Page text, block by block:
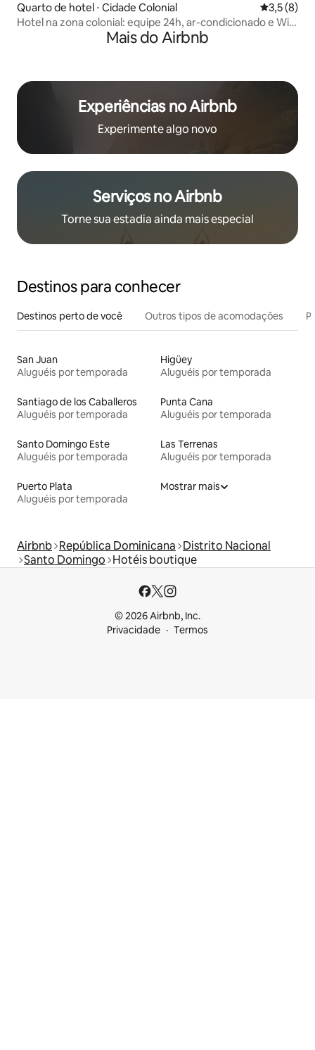
Quarto de hotel ⋅ Cidade Colonial 3,5 de
3,5 (8)
Hotel na zona colonial: equipe 24h, ar-condicionado e Wi-
Mais do Airbnb
Experiências no Airbnb
Experimente algo novo
Serviços no Airbnb
Torne sua estadia ainda mais especial
Destinos para conhecer
Destinos perto de você Outros tipos de acomodações
San Juan
Aluguéis por temporada
Higüey
Aluguéis por temporada
Santiago de los Caballeros
Aluguéis por temporada
Punta Cana
Aluguéis por temporada
Santo Domingo Este
Aluguéis por temporada
Las Terrenas
Aluguéis por temporada
Puerto Plata
Aluguéis por temporada
Mostrar mais
Airbnb República Dominicana Distrito Nacional
Santo Domingo Hotéis boutique
© 2026 Airbnb, Inc.
Privacidade
Termos